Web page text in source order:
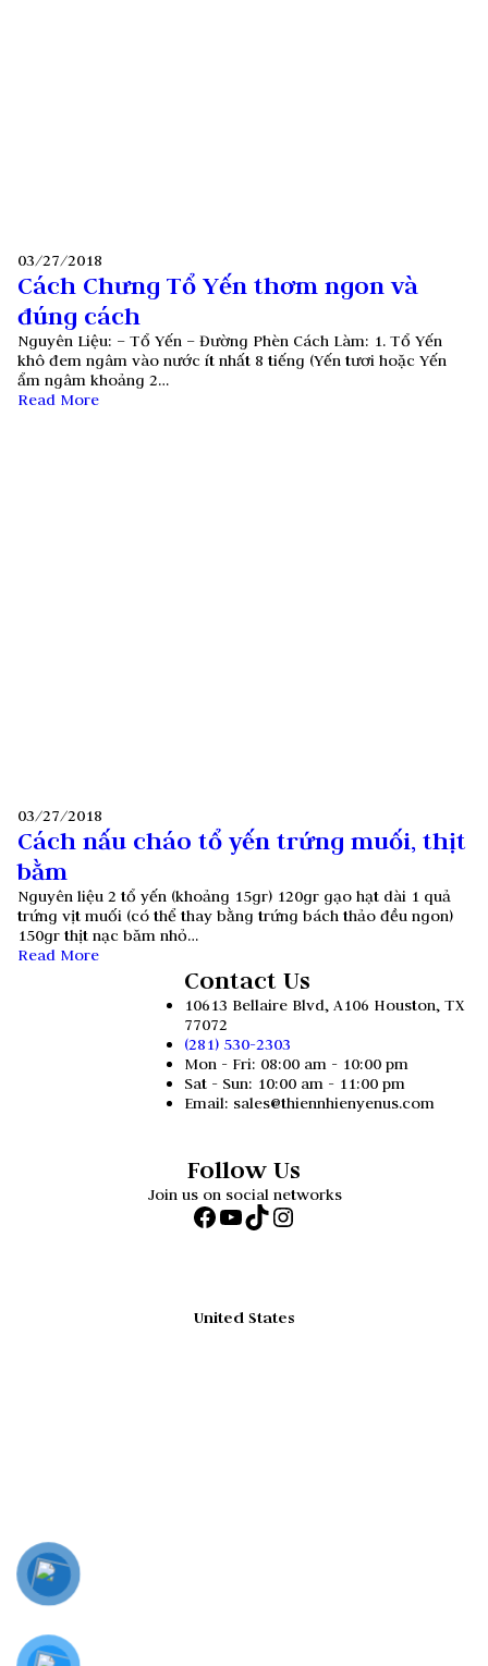
03/27/2018
Cách Chưng Tổ Yến thơm ngon và
đúng cách
Nguyên Liệu: – Tổ Yến – Đường Phèn Cách Làm: 1. Tổ Yến
khô đem ngâm vào nước ít nhất 8 tiếng (Yến tươi hoặc Yến
ẩm ngâm khoảng 2…
Read More
03/27/2018
Cách nấu cháo tổ yến trứng muối, thịt
bằm
Nguyên liệu 2 tổ yến (khoảng 15gr) 120gr gạo hạt dài 1 quả
trứng vịt muối (có thể thay bằng trứng bách thảo đều ngon)
150gr thịt nạc băm nhỏ…
Read More
Contact Us
10613 Bellaire Blvd, A106 Houston, TX
77072
(281) 530-2303
Mon - Fri: 08:00 am - 10:00 pm
Sat - Sun: 10:00 am - 11:00 pm
Email: sales@thiennhienyenus.com
Follow Us
Join us on social networks
Facebook YouTube TikTok Instagram
United States